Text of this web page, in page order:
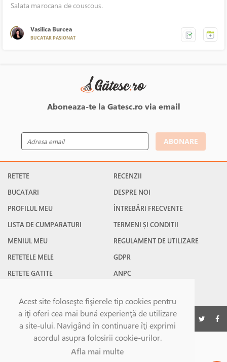
Acest site foloseşte fişierele tip cookies pentru
a iţi oferi cea mai bună experienţă de utilizare
a site-ului. Navigând în continuare îţi exprimi
acordul asupra folosirii cookie-urilor.
Afla mai multe
Salata marocana de couscous.
Vasilica Burcea
BUCATAR PASIONAT
Aboneaza-te la Gatesc.ro via email
ABONARE
RETETE
BUCATARI
PROFILUL MEU
LISTA DE CUMPARATURI
MENIUL MEU
RETETELE MELE
RETETE GATITE
RECENZII
DESPRE NOI
ÎNTREBĂRI FRECVENTE
TERMENI ȘI CONDITII
REGULAMENT DE UTILIZARE
GDPR
ANPC
©Gatesc.ro 2026